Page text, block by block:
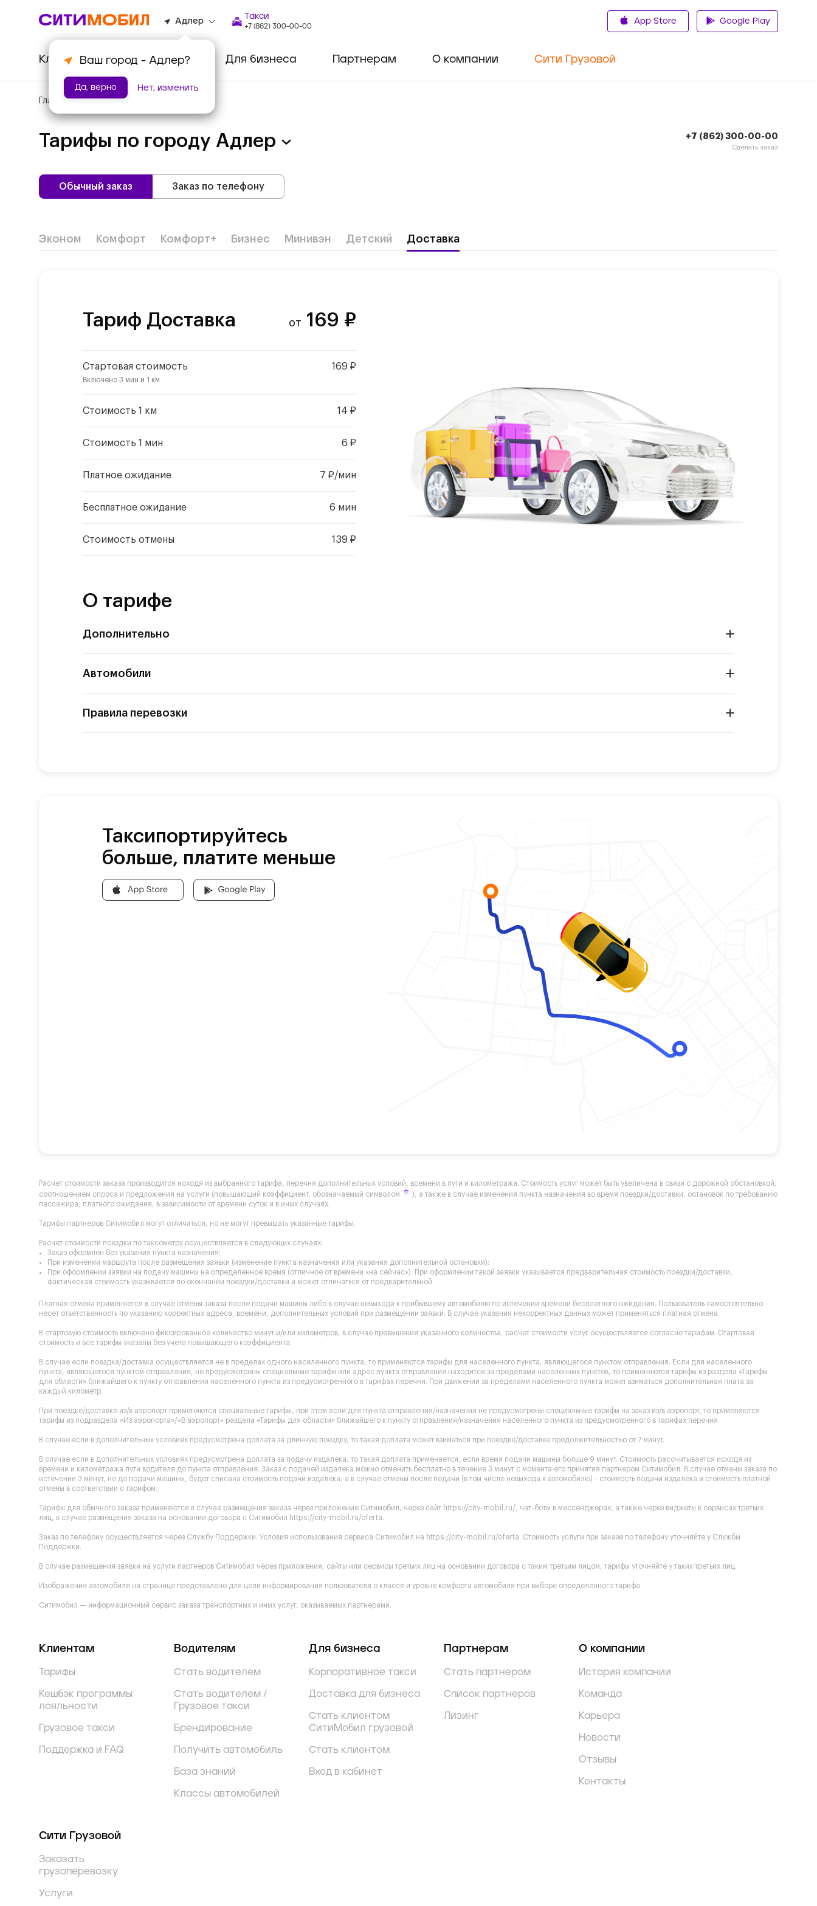
Адлер
Ваш город - Адлер?
Да, верно Нет, изменить
Такси
+7 (862) 300-00-00
App Store Google Play
Клиентам Водителям Для бизнеса Партнерам О компании Сити Грузовой
Главная /Тарифы
Тарифы по городу Адлер +7 (862) 300-00-00
Сделать заказ
Обычный заказ Заказ по телефону
Эконом Комфорт Комфорт+ Бизнес Минивэн Детский Доставка
Тариф Доставка от 169 ₽
Стартовая стоимость 169 ₽
Включено 3 мин и 1 км
Стоимость 1 км 14 ₽
Стоимость 1 мин 6 ₽
Платное ожидание 7 ₽/мин
Бесплатное ожидание 6 мин
Стоимость отмены 139 ₽
О тарифе
Дополнительно
Автомобили
Правила перевозки
Таксипортируйтесь
больше, платите меньше
Расчет стоимости заказа производится исходя из выбранного тарифа, перечня дополнительных условий, времени в пути и километража. Стоимость услуг может быть увеличена в связи с дорожной обстановкой,
соотношением спроса и предложения на услуги (повышающий коэффициент, обозначаемый символом
), а также в случае изменения пункта назначения во время поездки/доставки, остановок по требованию
пассажира, платного ожидания, в зависимости от времени суток и в иных случаях.
Тарифы партнеров Ситимобил могут отличаться, но не могут превышать указанные тарифы.
Расчет стоимости поездки по таксометру осуществляется в следующих случаях:
Заказ оформлен без указания пункта назначения;
При изменении маршрута после размещения заявки (изменение пункта назначения или указания дополнительной остановки);
При оформлении заявки на подачу машины на определенное время (отличное от времени «на сейчас»). При оформлении такой заявки указывается предварительная стоимость поездки/доставки,
фактическая стоимость указывается по окончании поездки/доставки и может отличаться от предварительной.
Платная отмена применяется в случае отмены заказа после подачи машины либо в случае невыхода к прибывшему автомобилю по истечении времени бесплатного ожидания. Пользователь самостоятельно
несет ответственность по указанию корректных адреса, времени, дополнительных условий при размещении заявки. В случае указания некорректных данных может применяться платная отмена.
В стартовую стоимость включено фиксированное количество минут и/или километров, в случае превышения указанного количества, расчет стоимости услуг осуществляется согласно тарифам. Стартовая
стоимость и все тарифы указаны без учета повышающего коэффициента.
В случае если поездка/доставка осуществляется не в пределах одного населенного пункта, то применяются тарифы для населенного пункта, являющегося пунктом отправления. Если для населенного
пункта, являющегося пунктом отправления, не предусмотрены специальные тарифы или адрес пункта отправления находится за пределами населенных пунктов, то применяются тарифы из раздела «Тарифы
для области» ближайшего к пункту отправления населенного пункта из предусмотренного в тарифах перечня. При движении за пределами населенного пункта может взиматься дополнительная плата за
каждый километр.
При поездке/доставке из/в аэропорт применяются специальные тарифы, при этом если для пункта отправления/назначения не предусмотрены специальные тарифы на заказ из/в аэропорт, то применяются
тарифы из подраздела «Из аэропорта»/«В аэропорт» раздела «Тарифы для области» ближайшего к пункту отправления/назначения населенного пункта из предусмотренного в тарифах перечня.
В случае если в дополнительных условиях предусмотрена доплата за длинную поездку, то такая доплата может взиматься при поездке/доставке продолжительностью от 7 минут.
В случае если в дополнительных условиях предусмотрена доплата за подачу издалека, то такая доплата применяется, если время подачи машины больше 9 минут. Стоимость рассчитывается исходя из
времени и километража пути водителя до пункта отправления. Заказ с подачей издалека можно отменить бесплатно в течение 3 минут с момента его принятия партнером Ситимобил. В случае отмены заказа по
истечении 3 минут, но до подачи машины, будет списана стоимость подачи издалека, а в случае отмены после подачи (в том числе невыхода к автомобилю) - стоимость подачи издалека и стоимость платной
отмены в соответствии с тарифом.
Тарифы для обычного заказа применяются в случае размещения заказа через приложение Ситимобил, через сайт https://city-mobil.ru/ , чат-боты в мессенджерах, а также через виджеты в сервисах третьих
лиц, в случае размещения заказа на основании договора с Ситимобил https://city-mobil.ru/oferta.
Заказ по телефону осуществляется через Службу Поддержки. Условия использования сервиса Ситимобил на https://city-mobil.ru/oferta. Стоимость услуги при заказе по телефону уточняйте у Службы
Поддержки.
В случае размещения заявки на услуги партнеров Ситимобил через приложения, сайты или сервисы третьих лиц на основании договора с таким третьим лицом, тарифы уточняйте у таких третьих лиц.
Изображение автомобиля на странице представлено для цели информирования пользователя о классе и уровне комфорта автомобиля при выборе определенного тарифа.
Ситимобил — информационный сервис заказа транспортных и иных услуг, оказываемых партнерами.
Клиентам
Тарифы
Кешбэк программы
лояльности
Грузовое такси
Поддержка и FAQ
Водителям
Стать водителем
Стать водителем /
Грузовое такси
Брендирование
Получить автомобиль
База знаний
Классы автомобилей
Для бизнеса
Корпоративное такси
Доставка для бизнеса
Стать клиентом
СитиМобил грузовой
Стать клиентом
Вход в кабинет
Партнерам
Стать партнером
Список партнеров
Лизинг
О компании
История компании
Команда
Карьера
Новости
Отзывы
Контакты
Сити Грузовой
Заказать
грузоперевозку
Услуги